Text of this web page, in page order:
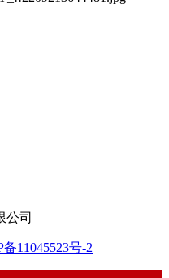
公司
11045523号-2